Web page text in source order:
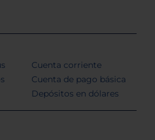
Cuenta corriente
Cuenta de pago básica
Depósitos en dólares